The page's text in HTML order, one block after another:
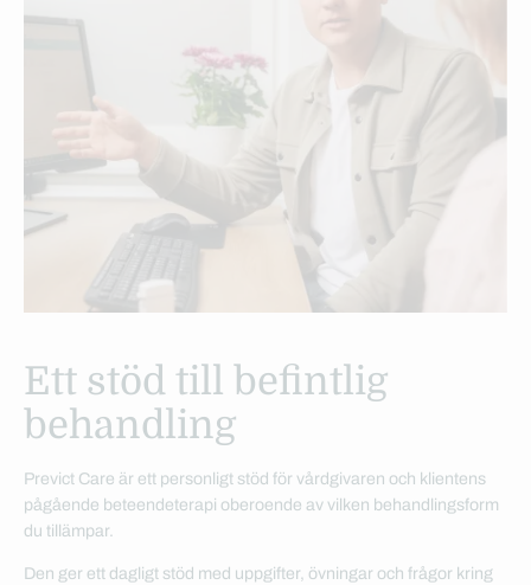
Ett stöd till befintlig
behandling
Previct Care är ett personligt stöd för vårdgivaren och klientens
pågående beteendeterapi oberoende av vilken behandlingsform
du tillämpar.
Den ger ett dagligt stöd med uppgifter, övningar och frågor kring